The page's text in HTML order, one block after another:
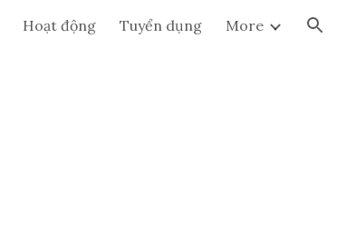
Hoạt động Tuyển dụng More